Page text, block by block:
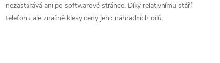
nezastarává ani po softwarové stránce. Díky relativnímu stáří
telefonu ale značně klesy ceny jeho náhradních dílů.